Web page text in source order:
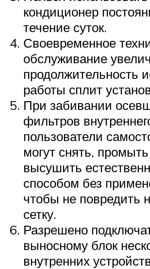
кондиционер
течение суток.
Своевременное
обслуживание
продолжительность
работы сплит
При забивании
фильтров
пользователи
могут снять,
высушить
способом без
чтобы не повредить
сетку.
Разрешено
выносному блок
внутренних